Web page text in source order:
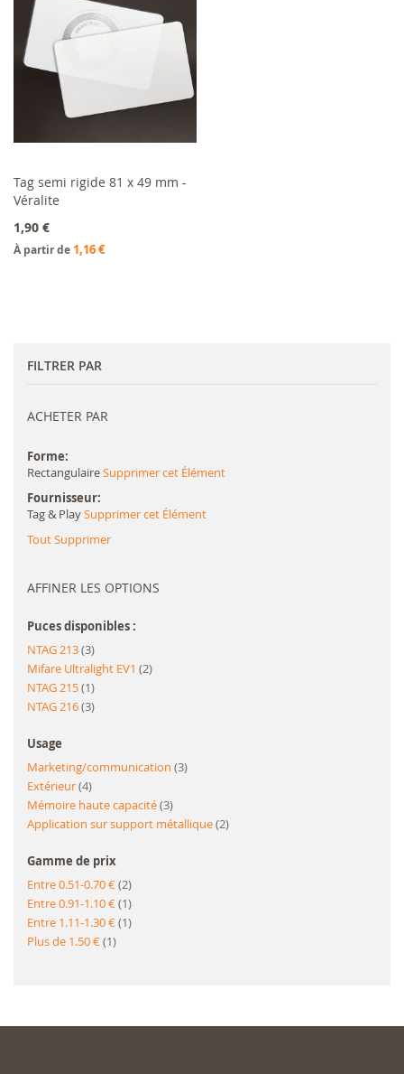
Ajouter au panier
Tag semi rigide 81 x 49 mm -
Véralite
1,90 €
À partir de 1,16 €
FILTRER PAR
ACHETER PAR
Forme
RectangulaireSupprimer cet Élément
Fournisseur
Tag & PlaySupprimer cet Élément
Tout Supprimer
AFFINER LES OPTIONS
Puces disponibles :
NTAG 213 3article
Mifare Ultralight EV1 2article
NTAG 215 1article
NTAG 216 3article
Usage
Marketing/communication 3article
Extérieur 4article
Mémoire haute capacité 3article
Application sur support métallique 2article
Gamme de prix
Entre 0.51-0.70 € 2article
Entre 0.91-1.10 € 1article
Entre 1.11-1.30 € 1article
Plus de 1.50 € 1article